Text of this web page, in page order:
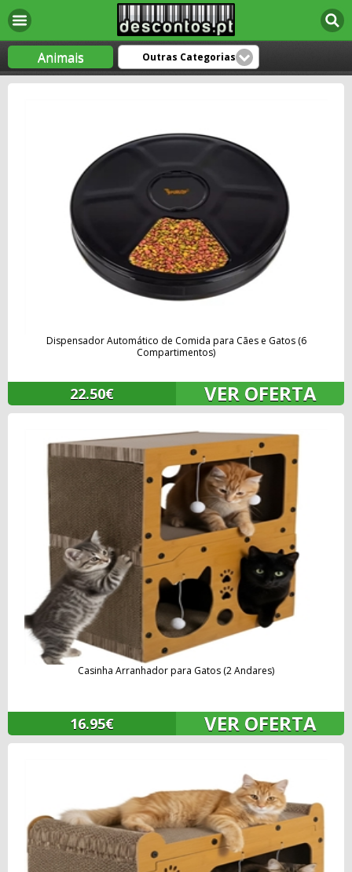
Animais Outras Categorias
Dispensador Automático de Comida para Cães e Gatos (6
Compartimentos)
22.50€ VER OFERTA
Casinha Arranhador para Gatos (2 Andares)
16.95€ VER OFERTA